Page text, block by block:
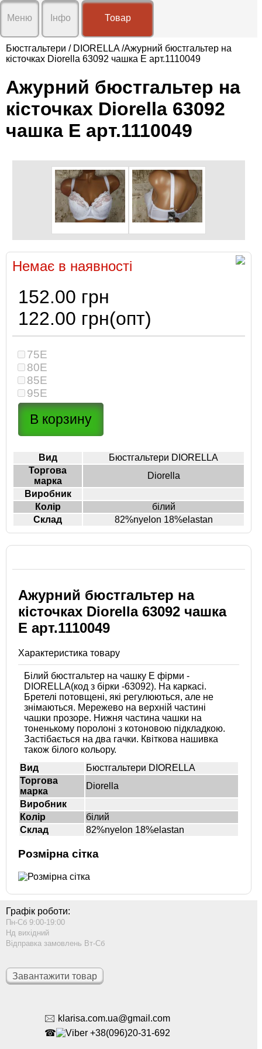
Меню
нас
Доставка
оплата
Умови
співпраці
Контакти
Реєстрація
Інфо
Пн-Сб 9:00-19:00
Нд вихідний
Відправка замовлень Вт-Сб
🖂 klarisa.com.ua@gmail.com
+38(096)20-31-692
Товар
Бюстгальтери / DIORELLA/Ажурний бюстгальтер на
кісточках Diorella 63092 чашка E арт.1110049
Ажурний бюстгальтер на
кісточках Diorella 63092
чашка E арт.1110049
Немає в наявності
152.00 грн
122.00 грн(опт)
75E
80E
85E
95E
Вид
Бюстгальтери DIORELLA
Торгова
марка
Diorella
Виробник
Колір
білий
Склад
82%nyelon 18%elastan
Ажурний бюстгальтер на
кісточках Diorella 63092 чашка
E арт.1110049
Характеристика товару
Білий бюстгальтер на чашку Е фірми -
DIORELLA(код з бірки -63092). На каркасі.
Бретелі потовщені, які регулюються, але не
знімаються. Мережево на верхній частині
чашки прозоре. Нижня частина чашки на
тоненькому поролоні з котоновою підкладкою.
Застібається на два гачки. Квіткова нашивка
також білого кольору.
Вид
Бюстгальтери DIORELLA
Торгова
марка
Diorella
Виробник
Колір
білий
Склад
82%nyelon 18%elastan
Розмірна сітка
Графік роботи:
Пн-Сб 9:00-19:00
Нд вихідний
Відправка замовлень Вт-Сб
Завантажити товар
🖂 klarisa.com.ua@gmail.com
☎
+38(096)20-31-692